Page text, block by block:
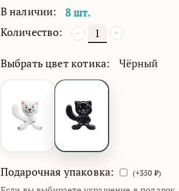
В наличии:
8 шт.
Количество:
+
−
Выбрать цвет котика: Чёрный
Подарочная упаковка: (+350 ₽)